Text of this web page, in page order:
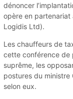
dénoncer
opère en partenariat
Logidis Ltd).
Les chauffeurs de
cette conférence de
suprême, les
postures du ministre
selon eux.